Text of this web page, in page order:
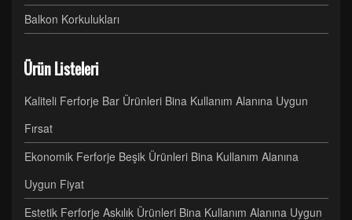
Balkon Korkulukları
Ürün Listeleri
Kaliteli Ferforje Bar Ürünleri Bina Kullanım Alanına Uygun
Fırsat
Ekonomik Ferforje Beşik Ürünleri Bina Kullanım Alanına
Uygun Fiyat
Estetik Ferforje Askılık Ürünleri Bina Kullanım Alanına Uygun